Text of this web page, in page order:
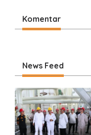
Komentar
News Feed